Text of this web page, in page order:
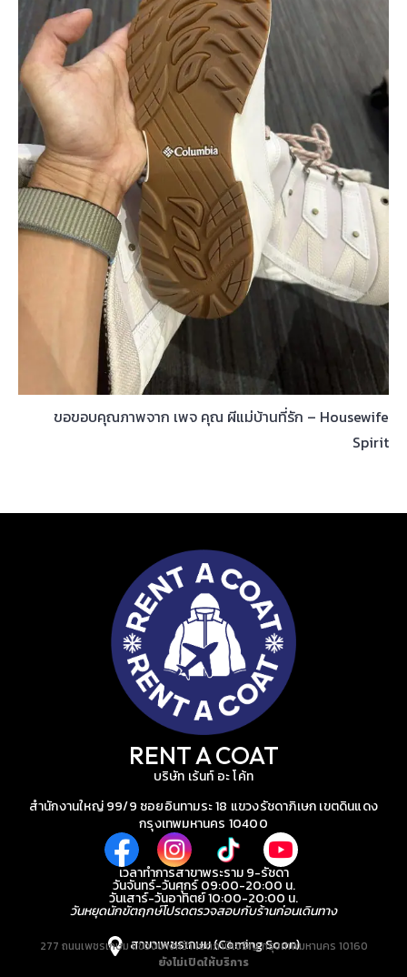
ขอขอบคุณภาพจาก เพจ คุณ ผีแม่บ้านที่รัก – Housewife
Spirit
RENT A COAT
บริษัท เร้นท์ อะ โค้ท
สำนักงานใหญ่ 99/9 ซอยอินทามระ 18 แขวงรัชดาภิเษก เขตดินแดง
กรุงเทพมหานคร 10400
เวลาทำการสาขาพระราม 9-รัชดา
วันจันทร์-วันศุกร์ 09:00-20:00 น.
วันเสาร์-วันอาทิตย์ 10:00-20:00 น.
วันหยุดนักขัตฤกษ์โปรดตรวจสอบกับร้านก่อนเดินทาง
สาขาเพชรเกษม (Coming Soon)
277 ถนนเพชรเกษม แขวงบางหว้า เขตภาษีเจริญ กรุงเทพมหานคร 10160
ยังไม่เปิดให้บริการ